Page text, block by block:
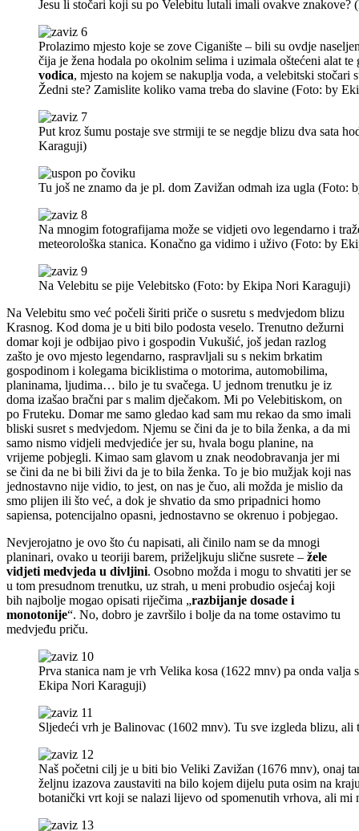
Jesu li stočari koji su po Velebitu lutali imali ovakve
Prolazimo mjesto koje se zove Ciganište – bili su ovdje
čija je žena hodala po okolnim selima i uzimala oštećeni alat
vodica, mjesto na kojem se nakuplja voda, a velebitski
Žedni ste? Zamislite koliko vama treba do slavine (Foto: by
Put kroz šumu postaje sve strmiji te se negdje blizu dva sata
Karaguji)
Tu još ne znamo da je pl. dom Zavižan odmah iza ugla (Foto:
Na mnogim fotografijama može se vidjeti ovo legendarno i
meteorološka stanica. Konačno ga vidimo i uživo (Foto: by
Na Velebitu se pije Velebitsko (Foto: by Ekipa Nori Karaguji)
Na Velebitu smo već počeli širiti priče o susretu s medvjedom blizu
Krasnog. Kod doma je u biti bilo podosta veselo. Trenutno dežurni
domar koji je odbijao pivo i gospodin Vukušić, još jedan razlog
zašto je ovo mjesto legendarno, raspravljali su s nekim brkatim
gospodinom i kolegama biciklistima o motorima, automobilima,
planinama, ljudima… bilo je tu svačega. U jednom trenutku je iz
doma izašao bračni par s malim dječakom. Mi po Velebitiskom, on
po Fruteku. Domar me samo gledao kad sam mu rekao da smo imali
bliski susret s medvjedom. Njemu se čini da je to bila ženka, a da mi
samo nismo vidjeli medvjediće jer su, hvala bogu planine, na
vrijeme pobjegli. Kimao sam glavom u znak neodobravanja jer mi
se čini da ne bi bili živi da je to bila ženka. To je bio mužjak koji nas
jednostavno nije vidio, to jest, on nas je čuo, ali možda je mislio da
smo plijen ili što već, a dok je shvatio da smo pripadnici homo
sapiensa, potencijalno opasni, jednostavno se okrenuo i pobjegao.
Nevjerojatno je ovo što ću napisati, ali činilo nam se da mnogi
planinari, ovako u teoriji barem, priželjkuju slične susrete – žele
vidjeti medvjeda u divljini. Osobno možda i mogu to shvatiti jer se
u tom presudnom trenutku, uz strah, u meni probudio osjećaj koji
bih najbolje mogao opisati riječima „razbijanje dosade i
monotonije“. No, dobro je završilo i bolje da na tome ostavimo tu
medvjeđu priču.
Prva stanica nam je vrh Velika kosa (1622 mnv) pa onda
Ekipa Nori Karaguji)
Sljedeći vrh je Balinovac (1602 mnv). Tu sve izgleda blizu,
Naš početni cilj je u biti bio Veliki Zavižan (1676 mnv), onaj
željnu izazova zaustaviti na bilo kojem dijelu puta osim na
botanički vrt koji se nalazi lijevo od spomenutih vrhova, ali